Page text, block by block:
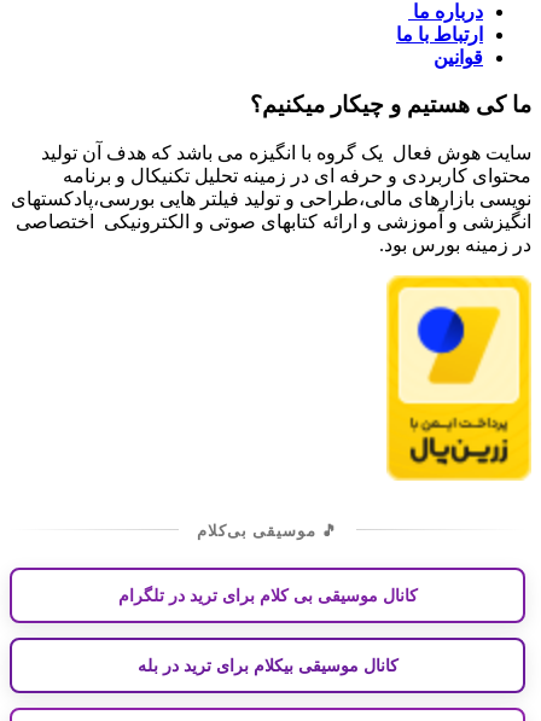
درباره ما
ارتباط با ما
قوانین
ما کی هستیم و چیکار میکنیم؟
سایت هوش فعال یک گروه با انگیزه می باشد که هدف آن تولید
محتوای کاربردی و حرفه ای در زمینه تحلیل تکنیکال و برنامه
نویسی بازارهای مالی،طراحی و تولید فیلتر هایی بورسی،پادکستهای
انگیزشی و آموزشی و ارائه کتابهای صوتی و الکترونیکی اختصاصی
در زمینه بورس بود.
🎵 موسیقی بی‌کلام
کانال موسیقی بی کلام برای ترید در تلگرام
کانال موسیقی بیکلام برای ترید در بله